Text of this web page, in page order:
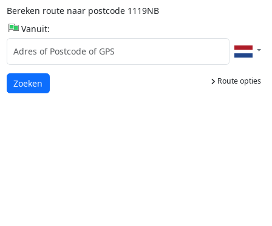
Bereken route naar postcode 1119NB
Vanuit:
Route opties
Laden...
Zoeken